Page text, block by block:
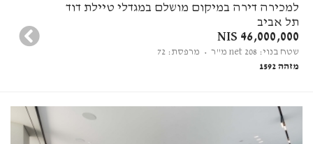
למכירה דירה במיקום מושלם במגדלי טיילת דוד
תל אביב
46,000,000 NIS
שטח בנוי: 208 net מ"ר
• מרפסת: 72
מזהה 1592